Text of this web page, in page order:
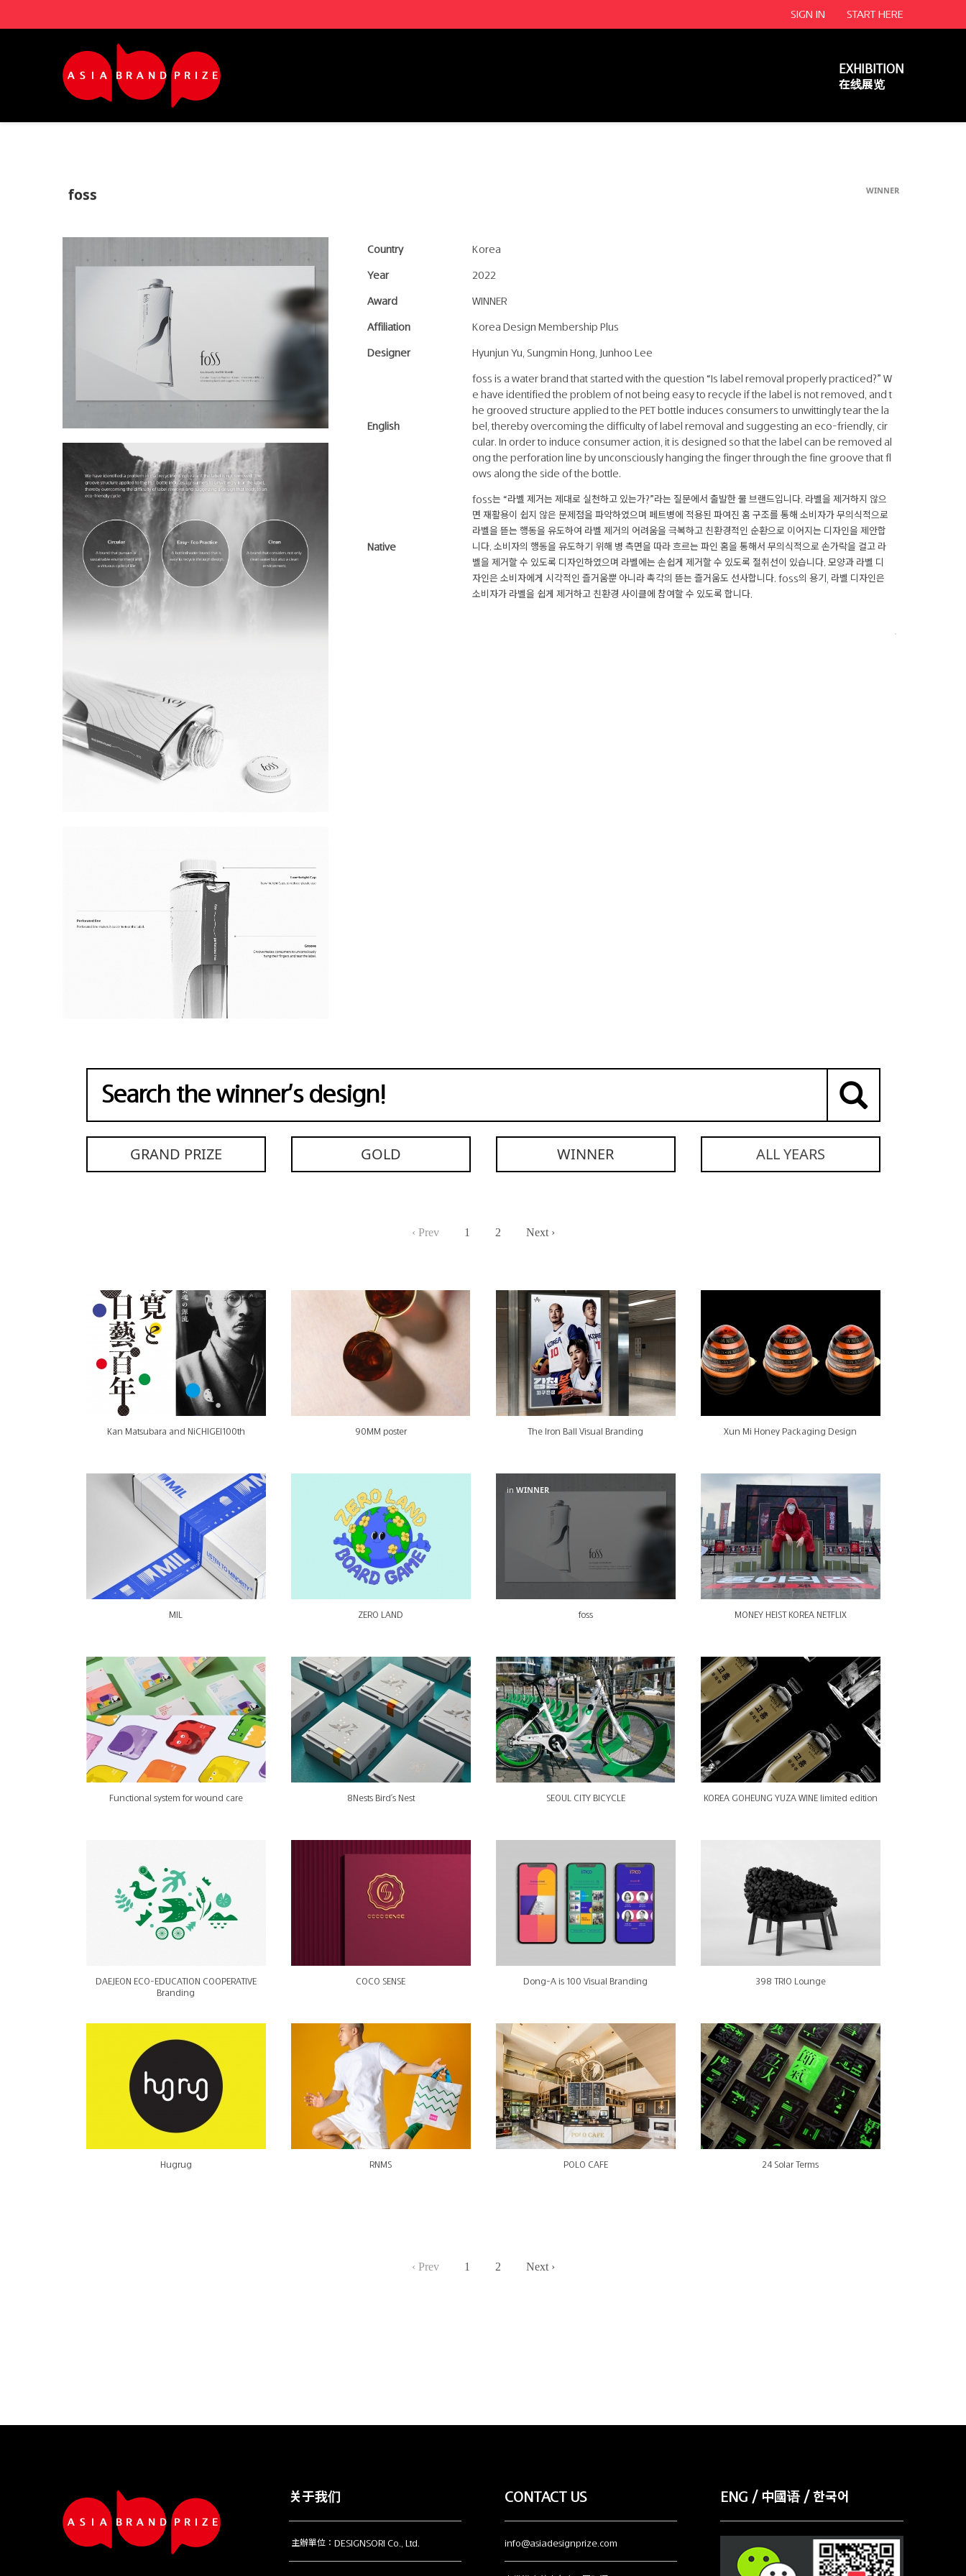
SIGN IN START HERE
EXHIBITION
在线展览
WINNER
foss
Country Korea
Year 2022
Award WINNER
Affiliation Korea Design Membership Plus
Designer Hyunjun Yu, Sungmin Hong, Junhoo Lee
English
foss is a water brand that started with the question “Is label removal properly practiced?” W
e have identified the problem of not being easy to recycle if the label is not removed, and t
he grooved structure applied to the PET bottle induces consumers to unwittingly tear the la
bel, thereby overcoming the difficulty of label removal and suggesting an eco-friendly, cir
cular. In order to induce consumer action, it is designed so that the label can be removed al
ong the perforation line by unconsciously hanging the finger through the fine groove that fl
ows along the side of the bottle.
Native
foss는 “라벨 제거는 제대로 실천하고 있는가?”라는 질문에서 출발한 물 브랜드입니다. 라벨을 제거하지 않으
면 재활용이 쉽지 않은 문제점을 파악하였으며 페트병에 적용된 파여진 홈 구조를 통해 소비자가 무의식적으로
라벨을 뜯는 행동을 유도하여 라벨 제거의 어려움을 극복하고 친환경적인 순환으로 이어지는 디자인을 제안합
니다. 소비자의 행동을 유도하기 위해 병 측면을 따라 흐르는 파인 홈을 통해서 무의식적으로 손가락을 걸고 라
벨을 제거할 수 있도록 디자인하였으며 라벨에는 손쉽게 제거할 수 있도록 절취선이 있습니다. 모양과 라벨 디
자인은 소비자에게 시각적인 즐거움뿐 아니라 촉각의 뜯는 즐거움도 선사합니다. foss의 용기, 라벨 디자인은
소비자가 라벨을 쉽게 제거하고 친환경 사이클에 참여할 수 있도록 합니다.
GRAND PRIZE GOLD WINNER
‹ Prev 1 2 Next ›
Kan Matsubara and NiCHIGEI100th 90MM poster The Iron Ball Visual Branding Xun Mi Honey Packaging Design
MIL ZERO LAND
in WINNER
foss MONEY HEIST KOREA NETFLIX
Functional system for wound care 8Nests Bird's Nest SEOUL CITY BICYCLE KOREA GOHEUNG YUZA WINE limited edition
DAEJEON ECO-EDUCATION COOPERATIVE
Branding
COCO SENSE Dong-A is 100 Visual Branding 398 TRIO Lounge
Hugrug RNMS POLO CAFE 24 Solar Terms
‹ Prev 1 2 Next ›
关于我们
主辦單位：DESIGNSORI Co., Ltd.
CONTACT US
info@asiadesignprize.com
ENG / 中國语 / 한국어